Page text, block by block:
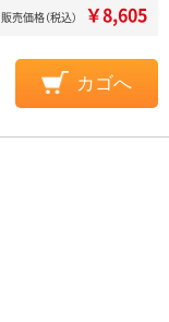
販売価格（税込） ￥8,605
カゴへ